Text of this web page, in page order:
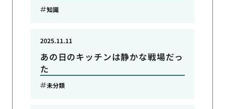
知識
あの日のキッチンは静かな戦場だっ
た
2025.11.11
未分類